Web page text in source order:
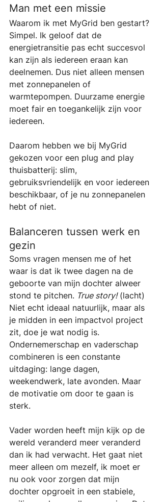
Man met een missie
Waarom ik met MyGrid ben gestart?
Simpel. Ik geloof dat de
energietransitie pas echt succesvol
kan zijn als iedereen eraan kan
deelnemen. Dus niet alleen mensen
met zonnepanelen of
warmtepompen. Duurzame energie
moet fair en toegankelijk zijn voor
iedereen.
Daarom hebben we bij MyGrid
gekozen voor een plug and play
thuisbatterij: slim,
gebruiksvriendelijk en voor iedereen
beschikbaar, of je nu zonnepanelen
hebt of niet.
Balanceren tussen werk en
gezin
Soms vragen mensen me of het
waar is dat ik twee dagen na de
geboorte van mijn dochter alweer
stond te pitchen. True story! (lacht)
Niet echt ideaal natuurlijk, maar als
je midden in een impactvol project
zit, doe je wat nodig is.
Ondernemerschap en vaderschap
combineren is een constante
uitdaging: lange dagen,
weekendwerk, late avonden. Maar
de motivatie om door te gaan is
sterk.
Vader worden heeft mijn kijk op de
wereld veranderd meer veranderd
dan ik had verwacht. Het gaat niet
meer alleen om mezelf, ik moet er
nu ook voor zorgen dat mijn
dochter opgroeit in een stabiele,